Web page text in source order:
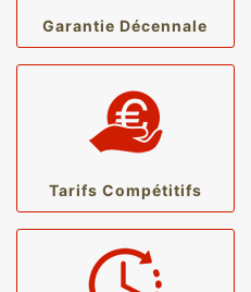
Garantie Décennale
Tarifs Compétitifs